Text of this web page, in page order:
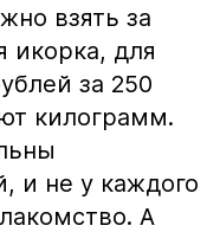
взять за
икорка, для
за 250
килограмм.
и не у каждого
А